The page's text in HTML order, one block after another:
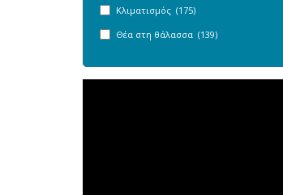
Κλιματισμός (175)
Θέα στη θάλασσα (139)